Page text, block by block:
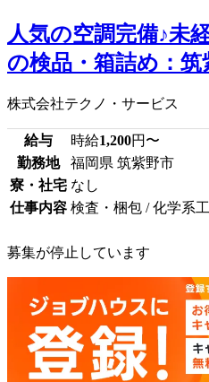
人気の空調完備♪未
の検品・箱詰め：筑
株式会社テクノ・サービス
給与 時給1,200円〜
勤務地
福岡県 筑紫野市
寮・社宅 なし
仕事内容 検査・梱包 / 化学系
募集が停止しています